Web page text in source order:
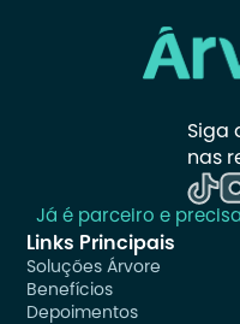
Siga
nas
Já é parceiro e
Links Principais
Soluções Árvore
Benefícios
Depoimentos